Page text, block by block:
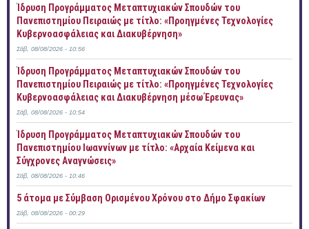
Ίδρυση Προγράμματος Μεταπτυχιακών Σπουδών του
Πανεπιστημίου Πειραιώς με τίτλο: «Προηγμένες Τεχνολογίες
Κυβερνοασφάλειας και Διακυβέρνηση»
Σάβ, 08/08/2026 - 10:56
Ίδρυση Προγράμματος Μεταπτυχιακών Σπουδών του
Πανεπιστημίου Πειραιώς με τίτλο: «Προηγμένες Τεχνολογίες
Κυβερνοασφάλειας και Διακυβέρνηση μέσω Έρευνας»
Σάβ, 08/08/2026 - 10:54
Ίδρυση Προγράμματος Μεταπτυχιακών Σπουδών του
Πανεπιστημίου Ιωαννίνων με τίτλο: «Αρχαία Κείμενα και
Σύγχρονες Αναγνώσεις»
Σάβ, 08/08/2026 - 10:46
5 άτομα με Σύμβαση Ορισμένου Χρόνου στο Δήμο Σφακίων
Σάβ, 08/08/2026 - 00:29